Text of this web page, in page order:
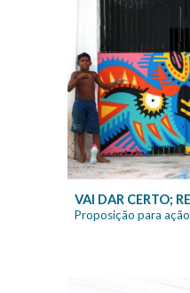
VAI DAR CERTO;
Proposição para